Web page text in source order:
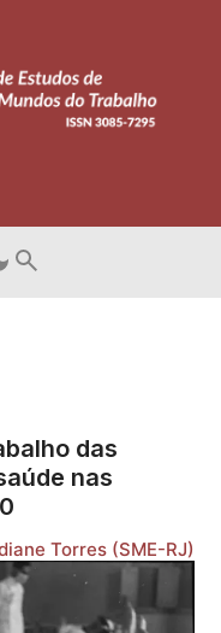
das
nas
Torres (SME-RJ)